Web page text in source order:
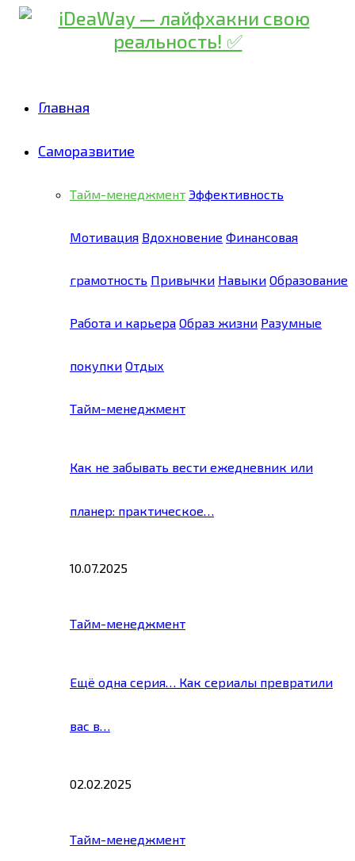
Главная
Саморазвитие
Тайм-менеджмент Эффективность
Мотивация Вдохновение Финансовая
грамотность Привычки Навыки Образование
Работа и карьера Образ жизни Разумные
покупки Отдых
Тайм-менеджмент
Как не забывать вести ежедневник или
планер: практическое…
10.07.2025
Тайм-менеджмент
Ещё одна серия… Как сериалы превратили
вас в…
02.02.2025
Тайм-менеджмент